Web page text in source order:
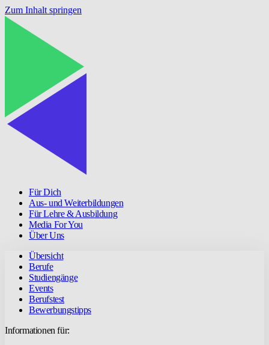
Zum Inhalt springen
Für Dich
Aus- und Weiterbildungen
Für Lehre & Ausbildung
Media For You
Über Uns
Übersicht
Berufe
Studiengänge
Events
Berufstest
Bewerbungstipps
Informationen für: